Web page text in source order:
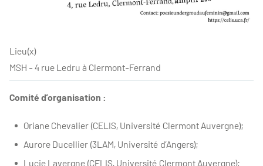
Lieu(x)
MSH - 4 rue Ledru à Clermont-Ferrand
Comité d’organisation :
Oriane Chevalier (CELIS, Université Clermont Auvergne);
Aurore Ducellier (3LAM, Université d’Angers);
Lucie Lavergne (CELIS, Université Clermont Auvergne);